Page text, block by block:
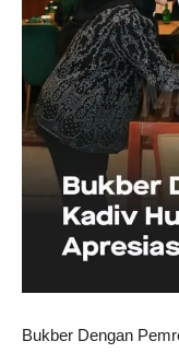
Bukber Dengan